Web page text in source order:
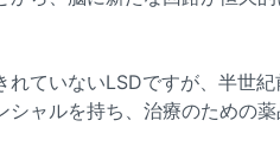
れていないLSDですが、半世
シャルを持ち、治療のための